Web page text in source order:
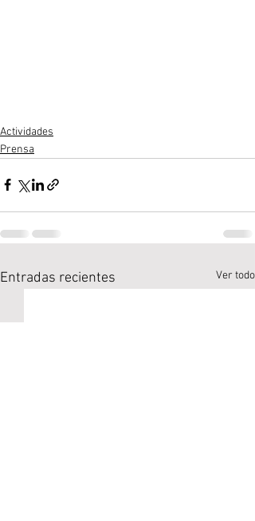
Actividades
Prensa
Entradas recientes Ver todo